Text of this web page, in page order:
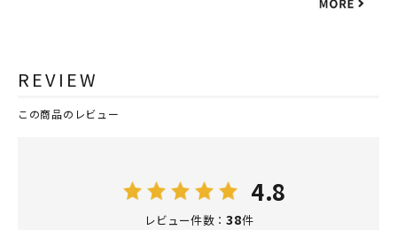
REVIEW
この商品のレビュー
4.8
レビュー件数：38件